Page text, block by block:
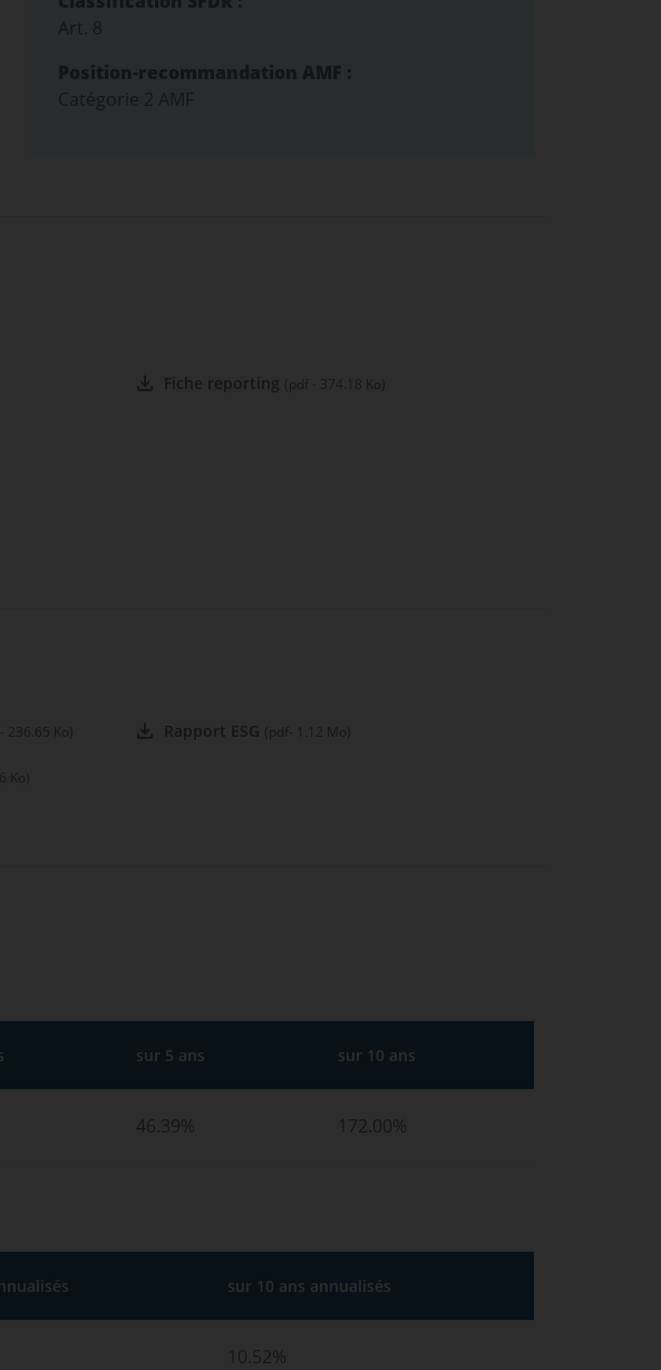
Art. 8
Position-recommandation AMF :
Catégorie 2 AMF
Fiche reporting (pdf - 374.18 Ko)
236.65 Ko)
Ko)
Rapport ESG (pdf- 1.12 Mo)
sur 5 ans sur 10 ans
46.39% 172.00%
sur 10 ans annualisés
10.52%